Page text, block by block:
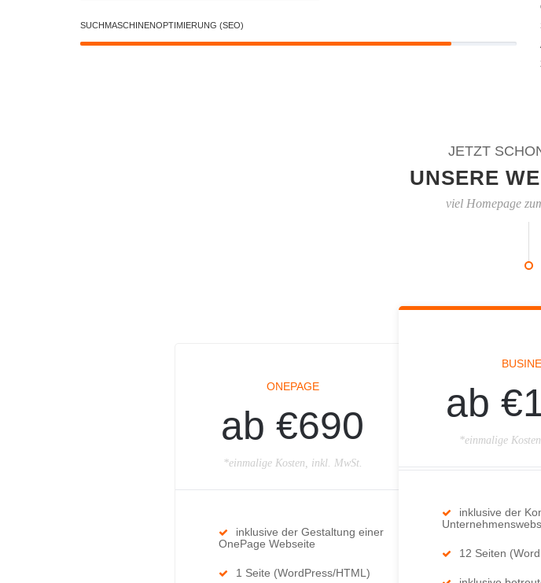
SUCHMASCHINENOPTIMIERUNG (SEO)
JETZT
UNSERE
viel Homepage
ONEPAGE
ab €690
*einmalige Kosten, inkl. MwSt.
inklusive der Gestaltung einer
OnePage Webseite
1 Seite (WordPress/HTML)
ab
*einmalige
inklusive der
12 Seiten